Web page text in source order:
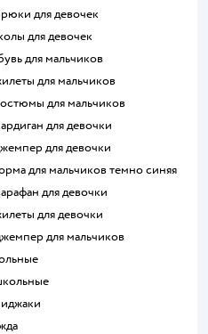
для девочек
для девочек
для мальчиков
для мальчиков
для мальчиков
для девочки
для девочки
для мальчиков темно синяя
для девочки
для девочки
для мальчиков